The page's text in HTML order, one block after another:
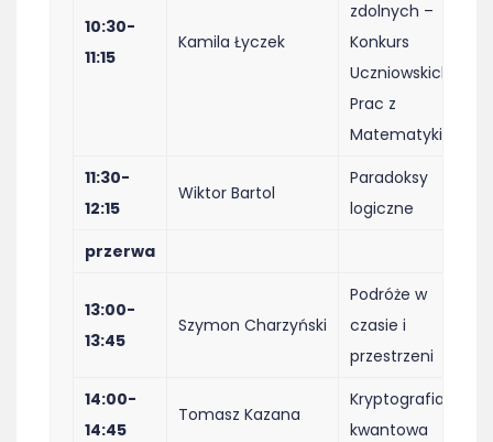
10:30-
11:15
Kamila Łyczek
zdolnych –
Konkurs
Uczniowskich
Prac z
Matematyki
11:30-
12:15
Wiktor Bartol
Paradoksy
logiczne
przerwa
13:00-
13:45
Szymon Charzyński
Podróże w
czasie i
przestrzeni
14:00-
14:45
Tomasz Kazana
Kryptografia
kwantowa